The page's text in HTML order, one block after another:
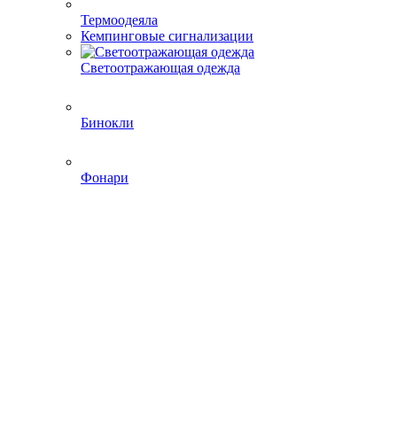
Термоодеяла
Кемпинговые сигнализации
Светоотражающая одежда
Бинокли
Фонари